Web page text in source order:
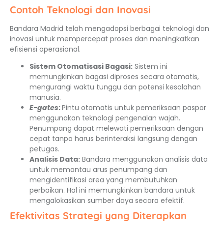
Contoh Teknologi dan Inovasi
Bandara Madrid telah mengadopsi berbagai teknologi dan
inovasi untuk mempercepat proses dan meningkatkan
efisiensi operasional.
Sistem Otomatisasi Bagasi: Sistem ini
memungkinkan bagasi diproses secara otomatis,
mengurangi waktu tunggu dan potensi kesalahan
manusia.
E-gates:Pintu otomatis untuk pemeriksaan paspor
menggunakan teknologi pengenalan wajah.
Penumpang dapat melewati pemeriksaan dengan
cepat tanpa harus berinteraksi langsung dengan
petugas.
Analisis Data: Bandara menggunakan analisis data
untuk memantau arus penumpang dan
mengidentifikasi area yang membutuhkan
perbaikan. Hal ini memungkinkan bandara untuk
mengalokasikan sumber daya secara efektif.
Efektivitas Strategi yang Diterapkan